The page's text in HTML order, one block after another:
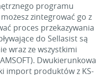
programu
zintegrować go z
proces przekazywania
do Sellasist są
wraz ze wszystkimi
Dwukierunkowa
import produktów z KS-